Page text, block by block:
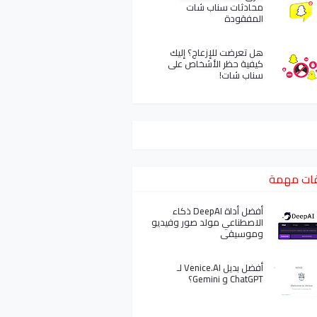
محادثات سناب شات
المفقودة
هل تعرضت للإزعاج؟ إليك
كيفية حظر الأشخاص على
سناب شات!
مهمة
أفضل أداة DeepAI ذكاء
الاصطناعي مولد صور وفيديو
وموسيقى
أفضل بديل Venice.AI لـ
ChatGPT و Gemini؟